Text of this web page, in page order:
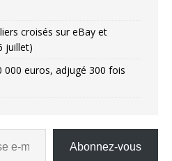
croisés sur eBay et
juillet)
000 euros, adjugé 300 fois
Abonnez-vous